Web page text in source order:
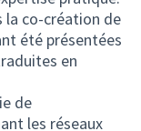
la co-création de
été présentées
en
de
les réseaux